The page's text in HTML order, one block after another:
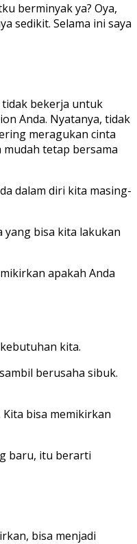
berminyak ya? Oya,
sedikit. Selama ini saya
tidak bekerja untuk
Anda. Nyatanya, tidak
meragukan cinta
tetap bersama
dalam diri kita masing-
yang bisa kita lakukan
apakah Anda
kita.
berusaha sibuk.
bisa memikirkan
baru, itu berarti
bisa menjadi